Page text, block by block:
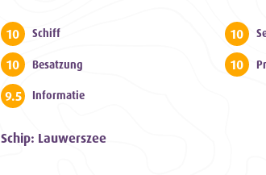
10 Schiff
10 Besatzung
9.5 Informatie
10
10
Schip: Lauwerszee